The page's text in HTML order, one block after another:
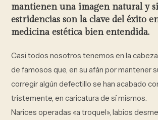
mantienen unaimagen naturaly
estridencias son laclave del éxito
medicina estética bien entendida.
Casi todos nosotros tenemos en la
de famosos que, en su afán por mantener
corregir algún defectillo se han acabado
tristemente, en caricatura de sí mismos.
Narices operadas «a troquel», labios